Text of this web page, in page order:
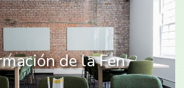
de la Fen